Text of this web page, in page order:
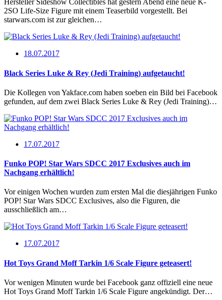
Hersteller Sideshow Collectibles hat gestern Abend eine neue K-
2SO Life-Size Figure mit einem Teaserbild vorgestellt. Bei
starwars.com ist zur gleichen…
18.07.2017
Black Series Luke & Rey (Jedi Training) aufgetaucht!
Die Kollegen von Yakface.com haben soeben ein Bild bei Facebook
gefunden, auf dem zwei Black Series Luke & Rey (Jedi Training)…
17.07.2017
Funko POP! Star Wars SDCC 2017 Exclusives auch im
Nachgang erhältlich!
Vor einigen Wochen wurden zum ersten Mal die diesjährigen Funko
POP! Star Wars SDCC Exclusives, also die Figuren, die
ausschließlich am…
17.07.2017
Hot Toys Grand Moff Tarkin 1/6 Scale Figure geteasert!
Vor wenigen Minuten wurde bei Facebook ganz offiziell eine neue
Hot Toys Grand Moff Tarkin 1/6 Scale Figure angekündigt. Der…